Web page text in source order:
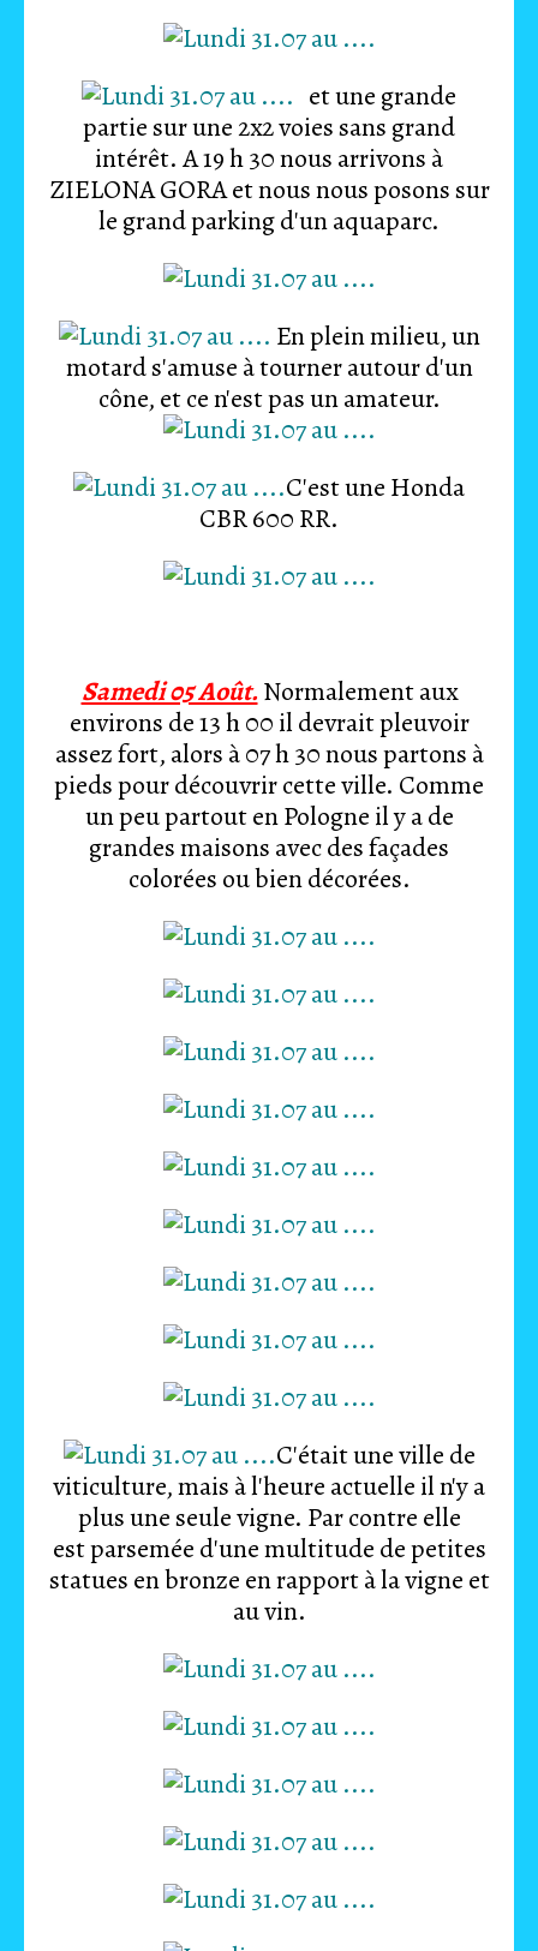
et une grande
partie sur une 2x2 voies sans grand
intérêt. A 19 h 30 nous arrivons à
ZIELONA GORA et nous nous posons sur
le grand parking d'un aquaparc.
En plein milieu, un
motard s'amuse à tourner autour d'un
cône, et ce n'est pas un amateur.
C'est une Honda
CBR 600 RR.
Samedi 05 Août. Normalement aux
environs de 13 h 00 il devrait pleuvoir
assez fort, alors à 07 h 30 nous partons à
pieds pour découvrir cette ville. Comme
un peu partout en Pologne il y a de
grandes maisons avec des façades
colorées ou bien décorées.
C'était une ville de
viticulture, mais à l'heure actuelle il n'y a
plus une seule vigne. Par contre elle
est parsemée d'une multitude de petites
statues en bronze en rapport à la vigne et
au vin.